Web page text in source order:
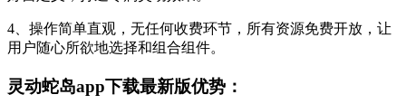
4、操作简单直观，无任何收费环节，所有资源免费开放，让
用户随心所欲地选择和组合组件。
灵动蛇岛app下载最新版优势：